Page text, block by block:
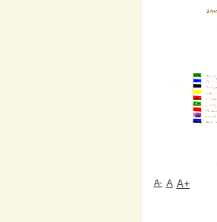
A- A A+